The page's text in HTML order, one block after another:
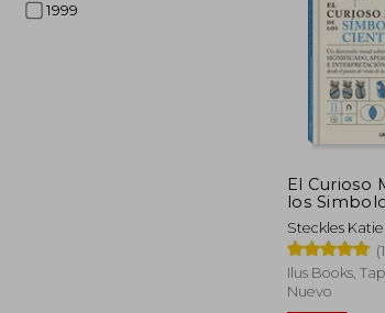
1999
45%
dcto.
El Curioso
los
Cientificos
Steckles Katie
Ilus Books,
Nuevo